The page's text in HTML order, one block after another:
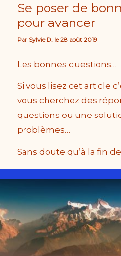
Se poser de
pour avancer
Par Sylvie D. le28 août 2019
Les bonnes questions…
Si vous lisez cet article
vous cherchez des
questions ou une
problèmes…
Sans doute qu’à la fin